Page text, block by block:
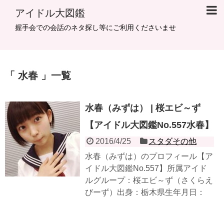
アイドル大図鑑
握手会での会話のネタ探し等にご利用くださいませ
水春 一覧
水春（みずは） | 桜エビ～ず
【アイドル大図鑑No.557水春】
2016/4/25
スタダその他
水春（みずは）のプロフィール【ア
イドル大図鑑No.557】所属アイド
ルグループ：桜エビ～ず（さくらえ
びーず）出身：栃木県生年月日：